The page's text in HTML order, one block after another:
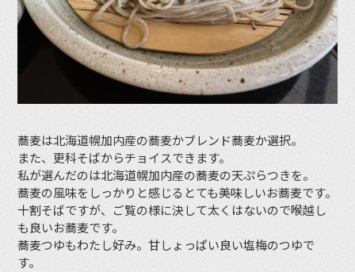
蕎麦は北海道幌加内産の蕎麦かブレンド蕎麦か選択。
また、更科そばからチョイスできます。
私が選んだのは北海道幌加内産の蕎麦の天ぷらつきを。
蕎麦の風味をしっかりと感じるとても美味しいお蕎麦です。
十割そばですが、ご覧の様に決して太くはないので喉越し
も良いお蕎麦です。
蕎麦つゆもわたし好み。甘しょっぱい良い塩梅のつゆで
す。